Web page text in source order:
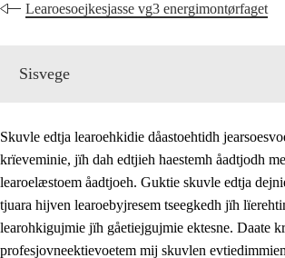
Learoesoejkesjasse vg3 energimontørfaget
Sisvege
Skuvle edtja learoehkidie dåastoehtidh
krïeveminie, jïh dah edtjieh haestemh åadtjodh
learoelæstoem åadtjoeh. Guktie skuvle edtja
tjuara hijven learoebyjresem tseegkedh jïh
learohkigujmie jïh gåetiejgujmie ektesne. Daate
profesjovneektievoetem mij skuvlen